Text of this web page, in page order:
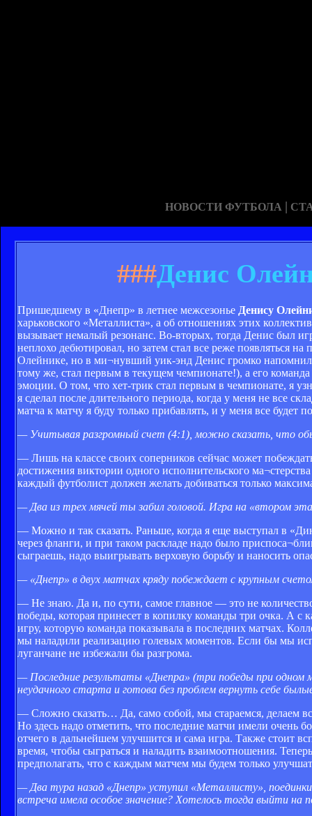
НОВОСТИ ФУТБОЛА |
###Денис
Пришедшему в «Днепр» в летнее межсезонье Денису
харьковского «Металлиста», а об отношениях этих
вызывает немалый резонанс. Во-вторых, тогда Денис был
неплохо дебютировал, но затем стал все реже появляться
Олейнике, но в ми¬нувший уик-энд Денис громко
тому же, стал первым в текущем чемпионате!), а его
эмоции. О том, что хет-трик стал первым в чемпионате, я
я сделал после длительного периода, когда у меня не все
матча к матчу я буду только прибавлять, и у меня все будет
— Учитывая разгромный счет (4:1), можно сказать, что
— Лишь на классе своих соперников сейчас может
достижения виктории одного исполнительского
каждый футболист должен желать добиваться только
— Два из трех мячей ты забил головой. Игра на «втором
— Можно и так сказать. Раньше, когда я еще выступал в
через фланги, и при таком раскладе надо было
сыграешь, надо выигрывать верховую борьбу и наносить
— «Днепр» в двух матчах кряду побеждает с крупным
— Не знаю. Да и, по сути, самое главное — это не
победы, которая принесет в копилку команды три очка. А
игру, которую команда показывала в последних матчах.
мы наладили реализацию голевых моментов. Если бы мы
луганчане не избежали бы разгрома.
— Последние результаты «Днепра» (три победы при одном
неудачного старта и готова без проблем вернуть себе
— Сложно сказать… Да, само собой, мы стараемся, делаем
Но здесь надо отметить, что последние матчи имели очень
отчего в дальнейшем улучшится и сама игра. Также стоит
время, чтобы сыграться и наладить взаимоотношения.
предполагать, что с каждым матчем мы будем только
— Два тура назад «Днепр» уступил «Металлисту»,
встреча имела особое значение? Хотелось тогда выйти